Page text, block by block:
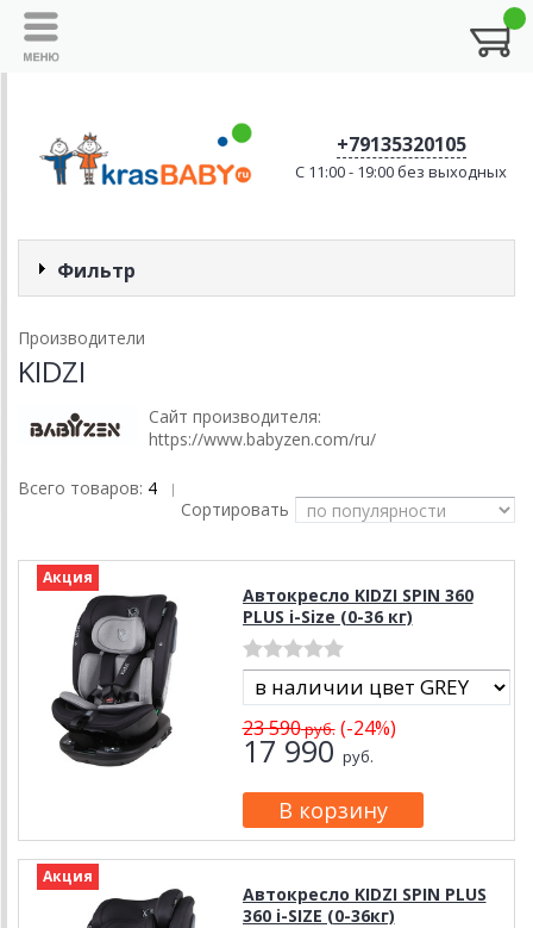
+79135320105
C 11:00 - 19:00 без выходных
Фильтр
Производители
KIDZI
Сайт производителя:
https://www.babyzen.com/ru/
Всего товаров: 4 |
Сортировать
Акция
Автокресло KIDZI SPIN 360
PLUS i-Size (0-36 кг)
23 590руб.(-24%)
17 990руб.
Акция
Автокресло KIDZI SPIN PLUS
360 i-SIZE (0-36кг)